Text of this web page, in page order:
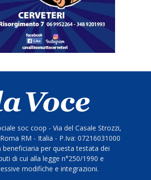
soc coop - Via del Casale Strozzi,
RM - Italia - P.Iva: 07216031000
beneficiaria per questa testata dei
di cui alla legge n°250/1990 e
modifiche e integrazioni.